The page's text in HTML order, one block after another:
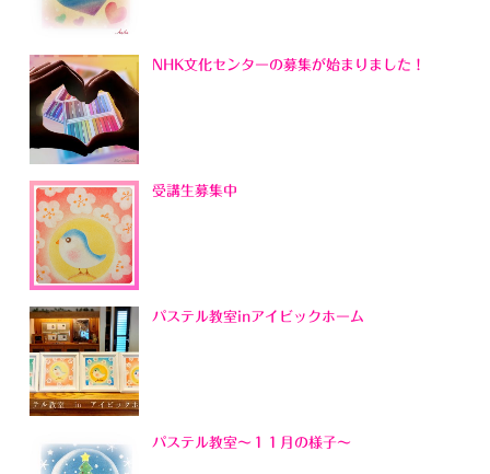
NHK文化センターの募集が始まりました！
受講生募集中
パステル教室inアイビックホーム
パステル教室～１１月の様子～